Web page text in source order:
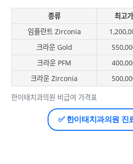
한이태치과의원 비급여 가격표
종류 최고가
임플란트 Zirconia
크라운 Gold
크라운 PFM
크라운 Zirconia
✅ 한이태치과의원 진